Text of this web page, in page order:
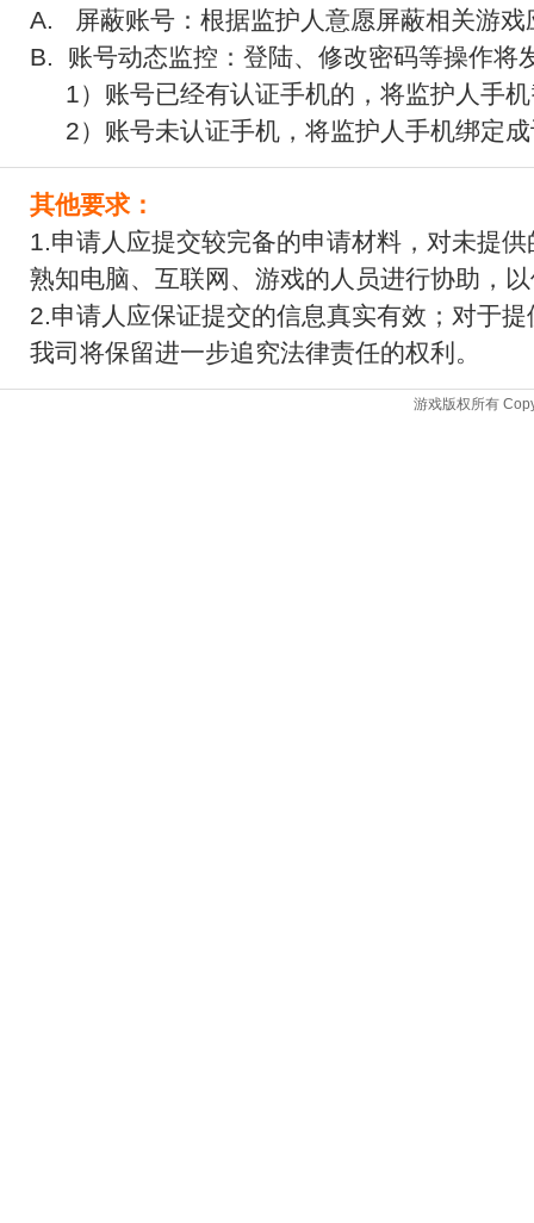
A. 屏蔽账号：根据监护人意愿屏蔽相关游戏
B. 账号动态监控：登陆、修改密码等操作将
1）账号已经有认证手机的，将监护人手机
2）账号未认证手机，将监护人手机绑定成
其他要求：
1.申请人应提交较完备的申请材料，对未提
熟知电脑、互联网、游戏的人员进行协助，
2.申请人应保证提交的信息真实有效；对于
我司将保留进一步追究法律责任的权利。
游戏版权所有